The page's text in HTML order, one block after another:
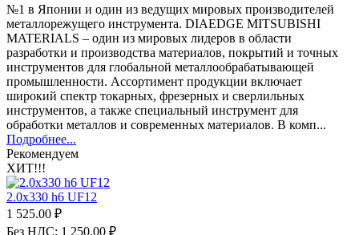
№1 в Японии и один из ведущих мировых производителей
металлорежущего инструмента. DIAEDGE MITSUBISHI
MATERIALS – один из мировых лидеров в области
разработки и производства материалов, покрытий и точных
инструментов для глобальной металлообрабатывающей
промышленности. Ассортимент продукции включает
широкий спектр токарных, фрезерных и сверлильных
инструментов, а также специальный инструмент для
обработки металлов и современных материалов. В комп...
Подробнее...
Рекомендуем
ХИТ!!!
2.0х330 h6 UF12
1 525.00 ₽
Без НДС: 1 250.00 ₽